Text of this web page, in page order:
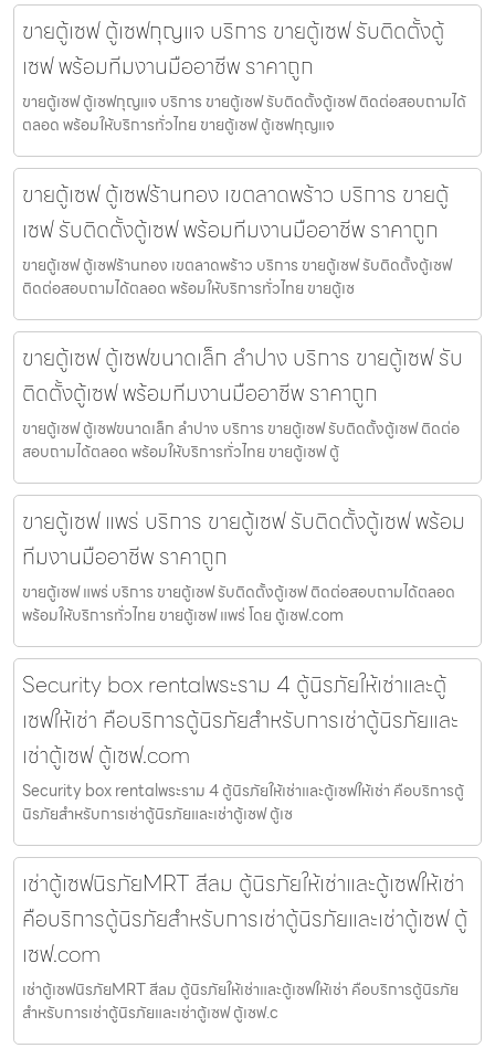
ขายตู้เซฟ ตู้เซฟกุญแจ บริการ ขายตู้เซฟ รับติดตั้งตู้
เซฟ พร้อมทีมงานมืออาชีพ ราคาถูก
ขายตู้เซฟ ตู้เซฟกุญแจ บริการ ขายตู้เซฟ รับติดตั้งตู้เซฟ ติดต่อสอบถามได้
ตลอด พร้อมให้บริการทั่วไทย ขายตู้เซฟ ตู้เซฟกุญแจ
ขายตู้เซฟ ตู้เซฟร้านทอง เขตลาดพร้าว บริการ ขายตู้
เซฟ รับติดตั้งตู้เซฟ พร้อมทีมงานมืออาชีพ ราคาถูก
ขายตู้เซฟ ตู้เซฟร้านทอง เขตลาดพร้าว บริการ ขายตู้เซฟ รับติดตั้งตู้เซฟ
ติดต่อสอบถามได้ตลอด พร้อมให้บริการทั่วไทย ขายตู้เซ
ขายตู้เซฟ ตู้เซฟขนาดเล็ก ลำปาง บริการ ขายตู้เซฟ รับ
ติดตั้งตู้เซฟ พร้อมทีมงานมืออาชีพ ราคาถูก
ขายตู้เซฟ ตู้เซฟขนาดเล็ก ลำปาง บริการ ขายตู้เซฟ รับติดตั้งตู้เซฟ ติดต่อ
สอบถามได้ตลอด พร้อมให้บริการทั่วไทย ขายตู้เซฟ ตู้
ขายตู้เซฟ แพร่ บริการ ขายตู้เซฟ รับติดตั้งตู้เซฟ พร้อม
ทีมงานมืออาชีพ ราคาถูก
ขายตู้เซฟ แพร่ บริการ ขายตู้เซฟ รับติดตั้งตู้เซฟ ติดต่อสอบถามได้ตลอด
พร้อมให้บริการทั่วไทย ขายตู้เซฟ แพร่ โดย ตู้เซฟ.com
Security box rentalพระราม 4 ตู้นิรภัยให้เช่าและตู้
เซฟให้เช่า คือบริการตู้นิรภัยสำหรับการเช่าตู้นิรภัยและ
เช่าตู้เซฟ ตู้เซฟ.com
Security box rentalพระราม 4 ตู้นิรภัยให้เช่าและตู้เซฟให้เช่า คือบริการตู้
นิรภัยสำหรับการเช่าตู้นิรภัยและเช่าตู้เซฟ ตู้เซ
เช่าตู้เซฟนิรภัยMRT สีลม ตู้นิรภัยให้เช่าและตู้เซฟให้เช่า
คือบริการตู้นิรภัยสำหรับการเช่าตู้นิรภัยและเช่าตู้เซฟ ตู้
เซฟ.com
เช่าตู้เซฟนิรภัยMRT สีลม ตู้นิรภัยให้เช่าและตู้เซฟให้เช่า คือบริการตู้นิรภัย
สำหรับการเช่าตู้นิรภัยและเช่าตู้เซฟ ตู้เซฟ.c